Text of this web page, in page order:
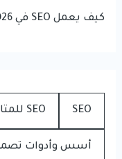
كيف يعمل SEO في 2026 مع الذكاء الاصطناعي
SEO SEO للمتاجر
أسس وأدوات